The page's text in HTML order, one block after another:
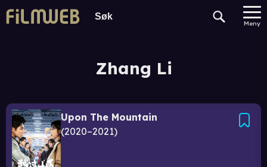
Meny
Zhang Li
Upon The Mountain
2020–2021